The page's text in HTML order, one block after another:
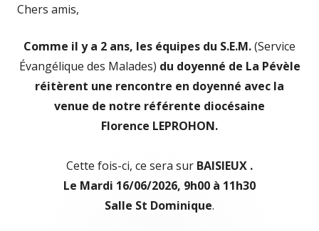
fenêtre
fenêtre
Chers amis,
Comme il y a 2 ans, les équipes du S.E.M.(Service
Évangélique des Malades) du doyenné de La Pévèle
réitèrent une rencontre en doyenné avec la
venue de notre référente diocésaine
Florence LEPROHON.
Cette fois-ci, ce sera sur BAISIEUX .
Le Mardi 16/06/2026, 9h00 à 11h30
Salle St Dominique.